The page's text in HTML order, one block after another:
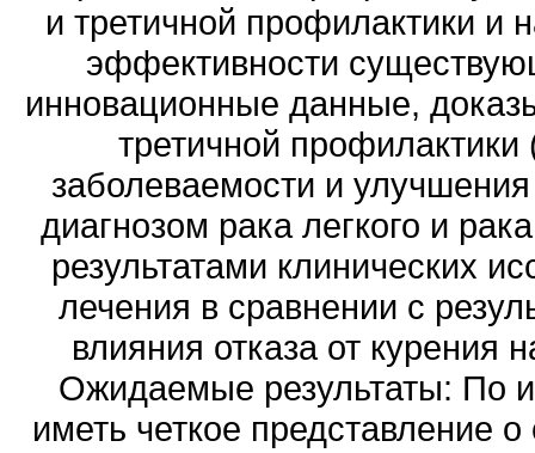
и третичной профилактики и
эффективности
инновационные данные,
третичной
заболеваемости и
диагнозом рака легкого и
результатами клинических
лечения в сравнении с
влияния отказа от курения
Ожидаемые результаты: По
иметь четкое представление